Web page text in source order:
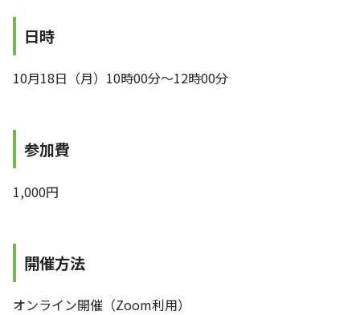
日時
10月18日（月）10時00分〜12時00分
参加費
1,000円
開催方法
オンライン開催（Zoom利用）